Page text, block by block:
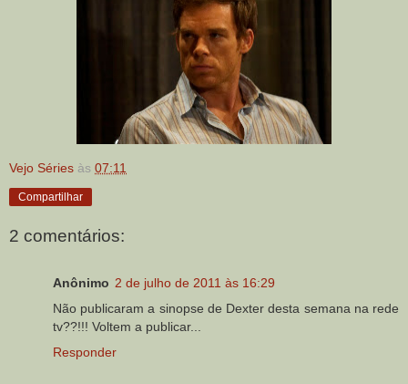
Vejo Séries às 07:11
Compartilhar
2 comentários:
Anônimo 2 de julho de 2011 às 16:29
Não publicaram a sinopse de Dexter desta semana na rede
tv??!!! Voltem a publicar...
Responder